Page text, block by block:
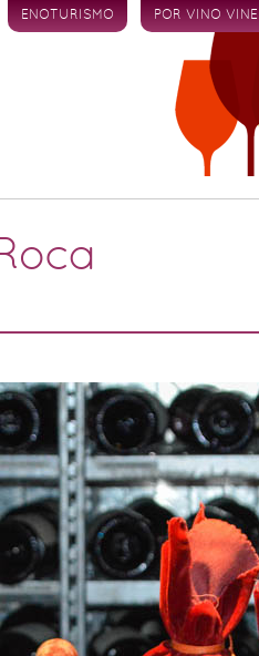
ENOTURISMO POR VINO VINE